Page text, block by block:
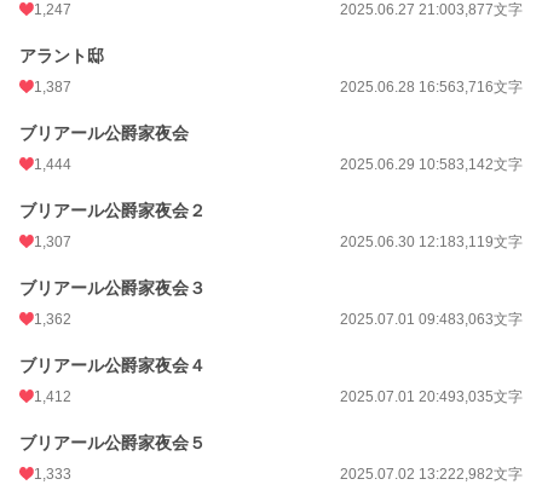
1,247 2025.06.27 21:003,877文字
アラント邸
1,387 2025.06.28 16:563,716文字
ブリアール公爵家夜会
1,444 2025.06.29 10:583,142文字
ブリアール公爵家夜会２
1,307 2025.06.30 12:183,119文字
ブリアール公爵家夜会３
1,362 2025.07.01 09:483,063文字
ブリアール公爵家夜会４
1,412 2025.07.01 20:493,035文字
ブリアール公爵家夜会５
1,333 2025.07.02 13:222,982文字